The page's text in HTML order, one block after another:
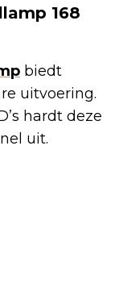
168
biedt
uitvoering.
hardt deze
uit.